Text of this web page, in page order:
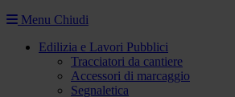
Menu Chiudi
Edilizia e Lavori Pubblici
Tracciatori da cantiere
Accessori di marcaggio
Segnaletica